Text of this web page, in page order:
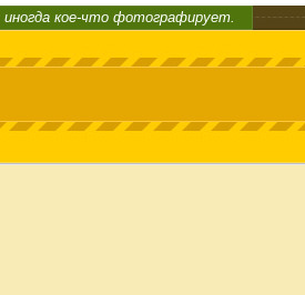
кое-что фотографирует.